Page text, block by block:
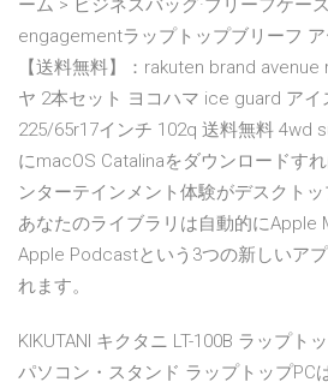
ーム > ビジネスバッグ·ブリーフケー
engagementラップトップブリーフ
【送料無料】：rakuten brand
ヤ 2本セット ヨコハマ ice guard アイ
225/65r17インチ 102q 送料無料 4wd
にmacOS Catalinaをダウンロードす
ンターテインメント体験がデスクトッ
あなたのライブラリは自動的にApple
Apple Podcastという3つの新しいア
れます。
KIKUTANI キクタニ LT-100B ラップト
パソコン・スタンド ラップトップPC